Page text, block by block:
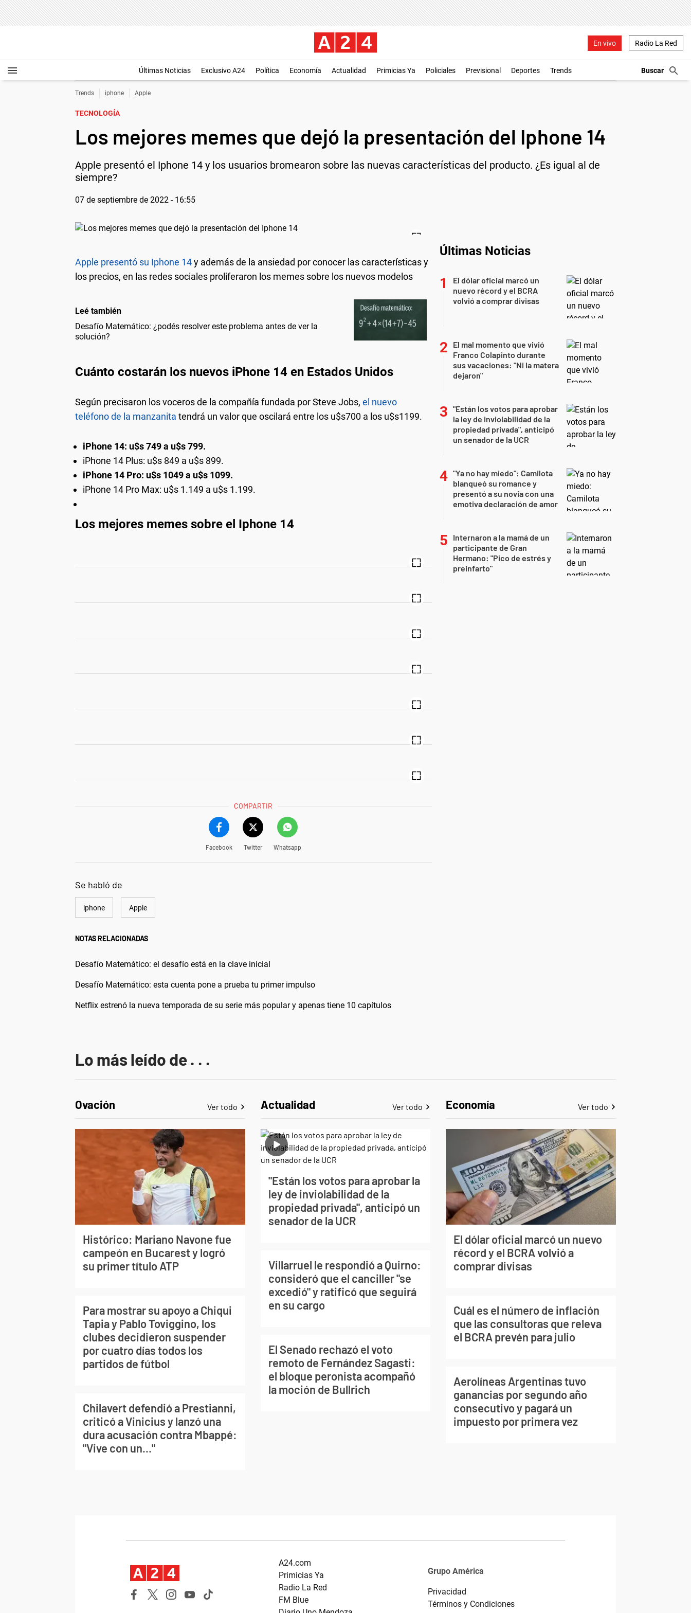
En vivo Radio La Red
Últimas Noticias Exclusivo A24 Política Economía Actualidad Primicias Ya Policiales Previsional Deportes Trends
Trends iphone Apple
TECNOLOGÍA
Los mejores memes que dejó la presentación del Iphone 14
Apple presentó el Iphone 14 y los usuarios bromearon sobre las nuevas características del producto. ¿Es igual al de
siempre?
07 de septiembre de 2022 - 16:55
Apple presentó su Iphone 14y además de la ansiedad por conocer las características y
los precios, en las redes sociales proliferaron los memes sobre los nuevos modelos
Leé también
Desafío Matemático: ¿podés resolver este problema antes de ver la
solución?
Cuánto costarán los nuevos iPhone 14 en Estados Unidos
Según precisaron los voceros de la compañía fundada por Steve Jobs, el nuevo
teléfono de la manzanita tendrá un valor que oscilará entre los u$s700 a los u$s1199.
iPhone 14: u$s 749 a u$s 799.
iPhone 14 Plus: u$s 849 a u$s 899.
iPhone 14 Pro: u$s 1049 a u$s 1099.
iPhone 14 Pro Max: u$s 1.149 a u$s 1.199.
Los mejores memes sobre el Iphone 14
COMPARTIR
Facebook Twitter Whatsapp
Se habló de
iphone Apple
NOTAS RELACIONADAS
Desafío Matemático: el desafío está en la clave inicial
Desafío Matemático: esta cuenta pone a prueba tu primer impulso
Netflix estrenó la nueva temporada de su serie más popular y apenas tiene 10 capítulos
Últimas Noticias
El dólar oficial marcó un
nuevo récord y el BCRA
volvió a comprar divisas
El mal momento que vivió
Franco Colapinto durante
sus vacaciones: "Ni la matera
dejaron"
"Están los votos para aprobar
la ley de inviolabilidad de la
propiedad privada", anticipó
un senador de la UCR
"Ya no hay miedo": Camilota
blanqueó su romance y
presentó a su novia con una
emotiva declaración de amor
Internaron a la mamá de un
participante de Gran
Hermano: "Pico de estrés y
preinfarto"
Lo más leído de . . .
Ovación Ver todo
Histórico: Mariano Navone fue
campeón en Bucarest y logró
su primer título ATP
Para mostrar su apoyo a Chiqui
Tapia y Pablo Toviggino, los
clubes decidieron suspender
por cuatro días todos los
partidos de fútbol
Chilavert defendió a Prestianni,
criticó a Vinicius y lanzó una
dura acusación contra Mbappé:
"Vive con un..."
Actualidad Ver todo
"Están los votos para aprobar la
ley de inviolabilidad de la
propiedad privada", anticipó un
senador de la UCR
Villarruel le respondió a Quirno:
consideró que el canciller "se
excedió" y ratificó que seguirá
en su cargo
El Senado rechazó el voto
remoto de Fernández Sagasti:
el bloque peronista acompañó
la moción de Bullrich
Economía Ver todo
El dólar oficial marcó un nuevo
récord y el BCRA volvió a
comprar divisas
Cuál es el número de inflación
que las consultoras que releva
el BCRA prevén para julio
Aerolíneas Argentinas tuvo
ganancias por segundo año
consecutivo y pagará un
impuesto por primera vez
A24.com
Primicias Ya
Radio La Red
FM Blue
Grupo América
Privacidad
Términos y Condiciones